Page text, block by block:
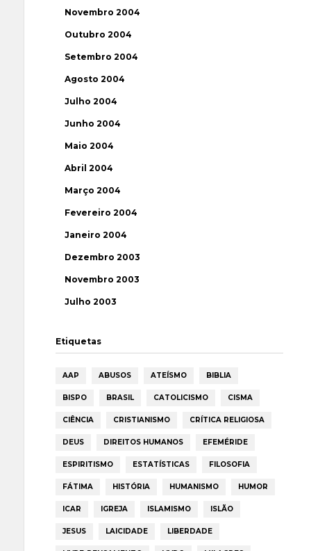
Novembro 2004
Outubro 2004
Setembro 2004
Agosto 2004
Julho 2004
Junho 2004
Maio 2004
Abril 2004
Março 2004
Fevereiro 2004
Janeiro 2004
Dezembro 2003
Novembro 2003
Julho 2003
Etiquetas
AAP ABUSOS ATEÍSMO BIBLIA
BISPO BRASIL CATOLICISMO CISMA
CIÊNCIA CRISTIANISMO CRÍTICA RELIGIOSA
DEUS DIREITOS HUMANOS EFEMÉRIDE
ESPIRITISMO ESTATÍSTICAS FILOSOFIA
FÁTIMA HISTÓRIA HUMANISMO HUMOR
ICAR IGREJA ISLAMISMO ISLÃO
JESUS LAICIDADE LIBERDADE